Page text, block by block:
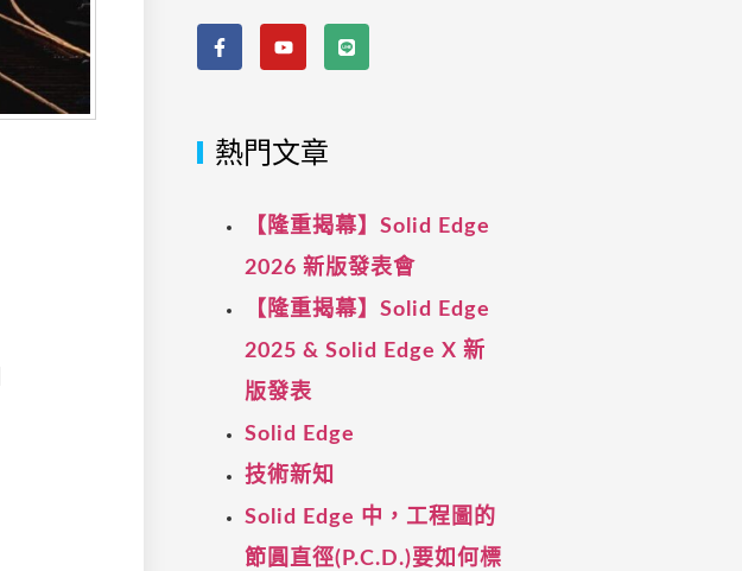
熱門文章
【隆重揭幕】Solid Edge
2026 新版發表會
【隆重揭幕】Solid Edge
2025 & Solid Edge X 新
版發表
Solid Edge
技術新知
Solid Edge 中，工程圖的
節圓直徑(P.C.D.)要如何標